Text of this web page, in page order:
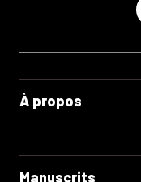
À propos
Manuscrits